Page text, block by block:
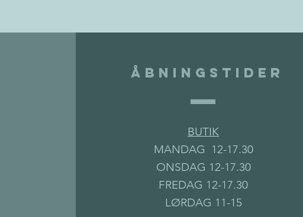
Åbningstider
BUTIK
MANDAG 12-17.30
ONSDAG 12-17.30
FREDAG 12-17.30
LØRDAG 11-15